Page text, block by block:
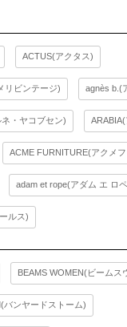
ACTUS(アクタス)
リビンテージ) agnès b.(
・ヤコブセン)
ACME FURNITURE(アクメ
adam et rope(アダム エ ロ
ルス)
BEAMS WOMEN(ビームス
バンヤードストーム)